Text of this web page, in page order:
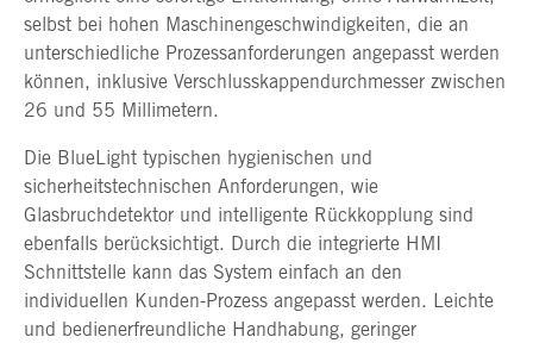
selbst bei hohen Maschinengeschwindigkeiten, die an
unterschiedliche Prozessanforderungen angepasst werden
können, inklusive Verschlusskappendurchmesser zwischen
26 und 55 Millimetern.
Die BlueLight typischen hygienischen und
sicherheitstechnischen Anforderungen, wie
Glasbruchdetektor und intelligente Rückkopplung sind
ebenfalls berücksichtigt. Durch die integrierte HMI
Schnittstelle kann das System einfach an den
individuellen Kunden-Prozess angepasst werden. Leichte
und bedienerfreundliche Handhabung, geringer